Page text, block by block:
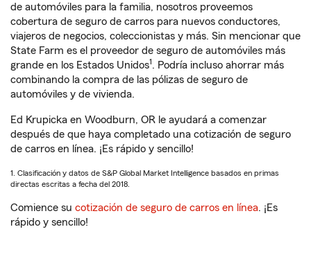
de automóviles para la familia, nosotros proveemos
cobertura de seguro de carros para nuevos conductores,
viajeros de negocios, coleccionistas y más. Sin mencionar que
State Farm es el proveedor de seguro de automóviles más
grande en los Estados Unidos1. Podría incluso ahorrar más
combinando la compra de las pólizas de seguro de
automóviles y de vivienda.
Ed Krupicka en Woodburn, OR le ayudará a comenzar
después de que haya completado una cotización de seguro
de carros en línea. ¡Es rápido y sencillo!
1. Clasificación y datos de S&P Global Market Intelligence basados en primas
directas escritas a fecha del 2018.
Comience su cotización de seguro de carros en línea. ¡Es
rápido y sencillo!